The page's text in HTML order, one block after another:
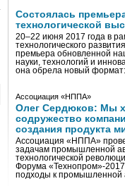
Состоялась
технологической
20–22 июня 2017 года в
технологического
премьера обновленной
науки, технологий и
она обрела новый
Ассоциация «НППА»
Олег Сердюков: Мы
содружество
создания продукта
Ассоциация «НППА»
задачам промышленной
технологической
Форума «Технопром»-
подходы к промышленной